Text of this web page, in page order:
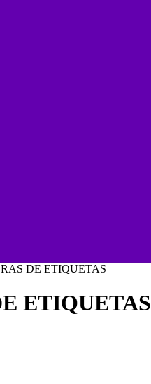
DE ETIQUETAS
ETIQUETAS